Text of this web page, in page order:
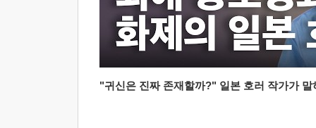
"귀신은 진짜 존재할까?" 일본 호러 작가가